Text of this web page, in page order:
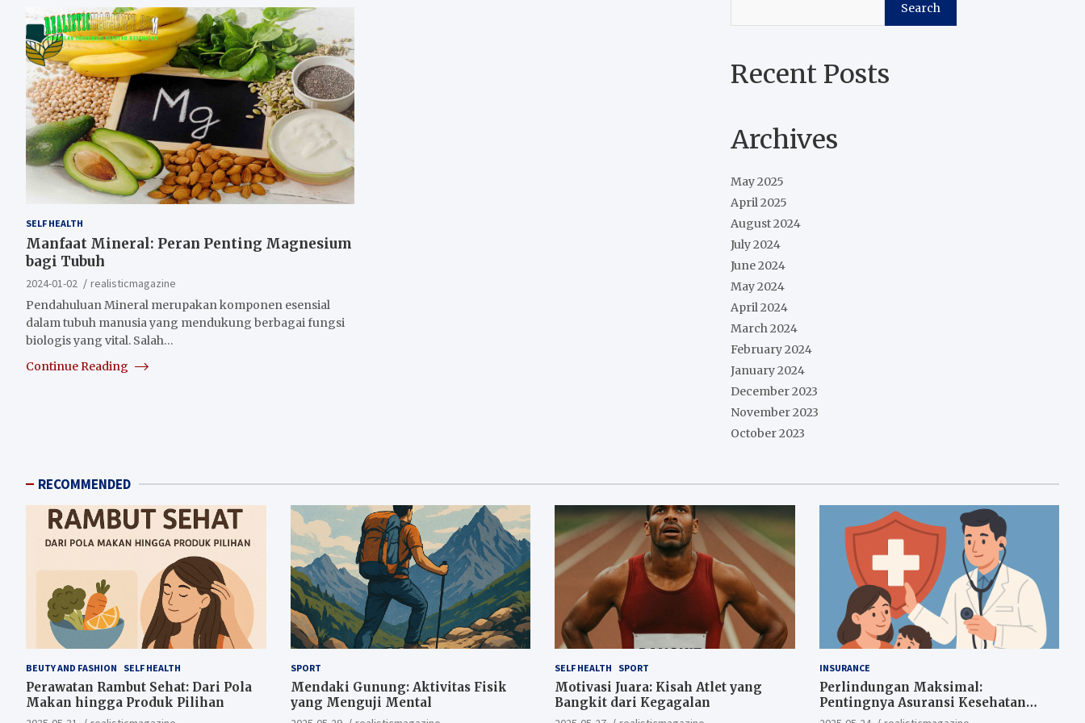
SELF HEALTH
Manfaat Mineral: Peran Penting Magnesium
bagi Tubuh
2024-01-02
realisticmagazine
Pendahuluan Mineral merupakan komponen esensial
dalam tubuh manusia yang mendukung berbagai fungsi
biologis yang vital. Salah…
Continue Reading
Search
Recent Posts
Archives
May 2025
April 2025
August 2024
July 2024
June 2024
May 2024
April 2024
March 2024
February 2024
January 2024
December 2023
November 2023
October 2023
RECOMMENDED
BEUTY AND FASHION SELF HEALTH
Perawatan Rambut Sehat: Dari Pola
Makan hingga Produk Pilihan
SPORT
Mendaki Gunung: Aktivitas Fisik
yang Menguji Mental
SELF HEALTH SPORT
Motivasi Juara: Kisah Atlet yang
Bangkit dari Kegagalan
INSURANCE
Perlindungan Maksimal:
Pentingnya Asuransi Kesehatan
Sejak Dini